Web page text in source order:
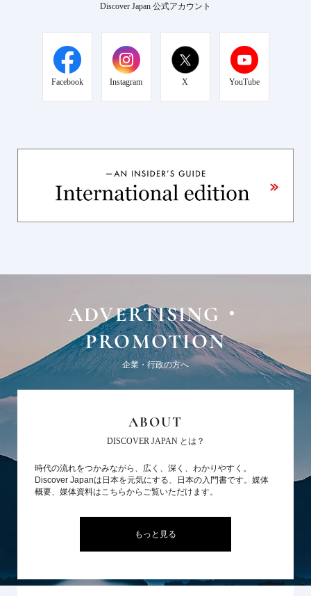
Discover Japan 公式アカウント
Facebook Instagram X YouTube
ADVERTISING・
PROMOTION
企業・行政の方へ
ABOUT
DISCOVER JAPAN とは？
時代の流れをつかみながら、広く、深く、わかりやすく。
Discover Japanは日本を元気にする、日本の入門書です。媒体
概要、媒体資料はこちらからご覧いただけます。
もっと見る